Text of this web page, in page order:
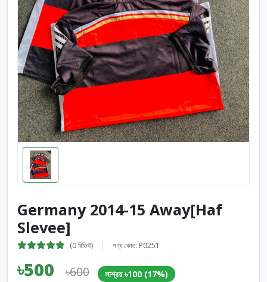
Germany 2014-15 Away[Haf
Slevee]
(0 রিভিউ) পণ্য কোড: P0251
৳500 ৳600 সাশ্রয় ৳100 (17%)